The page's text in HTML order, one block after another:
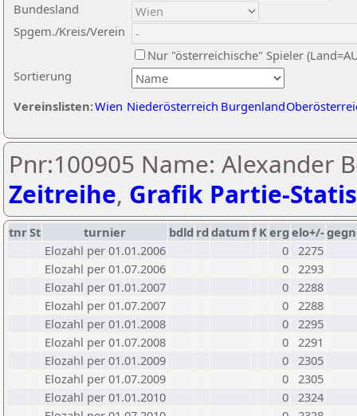
Sortierung
Bundesland
Spgem./Kreis/Verein
Nur "österreichische" Spieler
Vereinslisten:Wien Niederösterreich Burgenland
Pnr:100905 Name: Alexander
Zeitreihe, Grafik Partie-
tnrSt turnier bdld rd datumf Kerg elo+/-
Elozahl per 01.01.2006
0 2275
Elozahl per 01.07.2006
0 2293
Elozahl per 01.01.2007
0 2288
Elozahl per 01.07.2007
0 2288
Elozahl per 01.01.2008
0 2295
Elozahl per 01.07.2008
0 2291
Elozahl per 01.01.2009
0 2305
Elozahl per 01.07.2009
0 2305
Elozahl per 01.01.2010
0 2324